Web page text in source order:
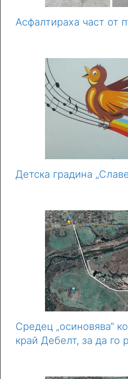
Асфалтираха част от
Детска градина
Средец „осиновява“
край Дебелт, за да го